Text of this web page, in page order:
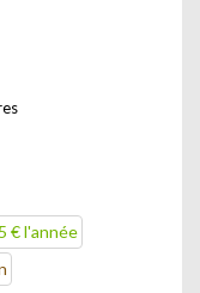
€ l'année